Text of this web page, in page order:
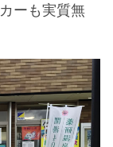
ーも実質無